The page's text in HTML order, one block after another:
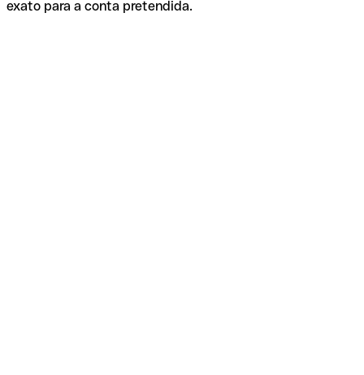
exato para a conta pretendida.